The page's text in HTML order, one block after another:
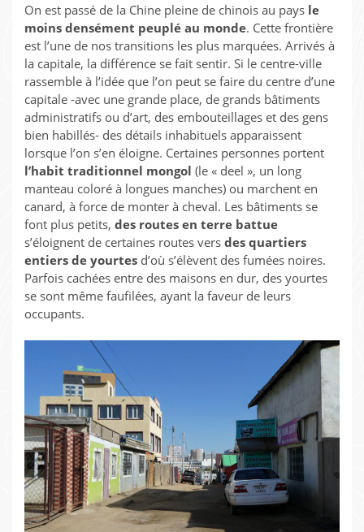
On est passé de la Chine pleine de chinois au pays le
moins densément peuplé au monde. Cette frontière
est l’une de nos transitions les plus marquées. Arrivés à
la capitale, la différence se fait sentir. Si le centre-ville
rassemble à l’idée que l’on peut se faire du centre d’une
capitale -avec une grande place, de grands bâtiments
administratifs ou d’art, des embouteillages et des gens
bien habillés- des détails inhabituels apparaissent
lorsque l’on s’en éloigne. Certaines personnes portent
l’habit traditionnel mongol (le « deel », un long
manteau coloré à longues manches) ou marchent en
canard, à force de monter à cheval. Les bâtiments se
font plus petits, des routes en terre battue
s’éloignent de certaines routes vers des quartiers
entiers de yourtes d’où s’élèvent des fumées noires.
Parfois cachées entre des maisons en dur, des yourtes
se sont même faufilées, ayant la faveur de leurs
occupants.